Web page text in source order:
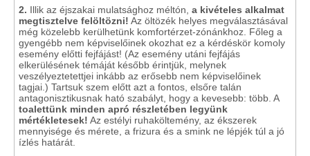
2. Illik az éjszakai mulatsághoz méltón, a kivételes alkalmat
megtisztelve felöltözni! Az öltözék helyes megválasztásával
még közelebb kerülhetünk komfortérzet-zónánkhoz. Főleg a
gyengébb nem képviselőinek okozhat ez a kérdéskör komoly
esemény előtti fejfájást! (Az esemény utáni fejfájás
elkerülésének témáját később érintjük, melynek
veszélyeztetettjei inkább az erősebb nem képviselőinek
tagjai.) Tartsuk szem előtt azt a fontos, elsőre talán
antagonisztikusnak ható szabályt, hogy a kevesebb: több. A
toalettünk minden apró részletében legyünk
mértékletesek! Az estélyi ruhaköltemény, az ékszerek
mennyisége és mérete, a frizura és a smink ne lépjék túl a jó
ízlés határát.